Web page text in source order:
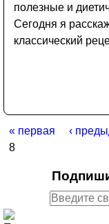
полезные и
Сегодня я
классический
Страницы
« первая ‹
8